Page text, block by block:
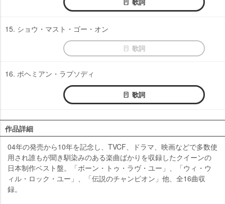
15. ショウ・マスト・ゴー・オン
歌詞
16. ボヘミアン・ラプソディ
歌詞
作品詳細
04年の発売から10年を記念し、TVCF、ドラマ、映画などで多数使
用され誰もが聞き馴染みのある楽曲ばかりを収録したクイーンの
日本制作ベスト盤。「ボーン・トゥ・ラヴ・ユー」、「ウィ・ウ
ィル・ロック・ユー」、「伝説のチャンピオン」他、全16曲収
録。